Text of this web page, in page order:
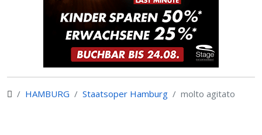
HAMBURG Staatsoper Hamburg molto agitato